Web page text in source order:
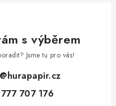
s výběrem
Jsme tu pro vás!
@hurapapir.cz
707 176